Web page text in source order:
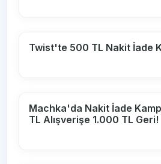
Twist'te 500 TL Nakit İade
Machka'da Nakit İade
TL Alışverişe 1.000 TL Geri!